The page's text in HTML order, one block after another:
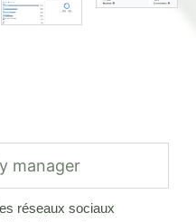
manager
réseaux sociaux